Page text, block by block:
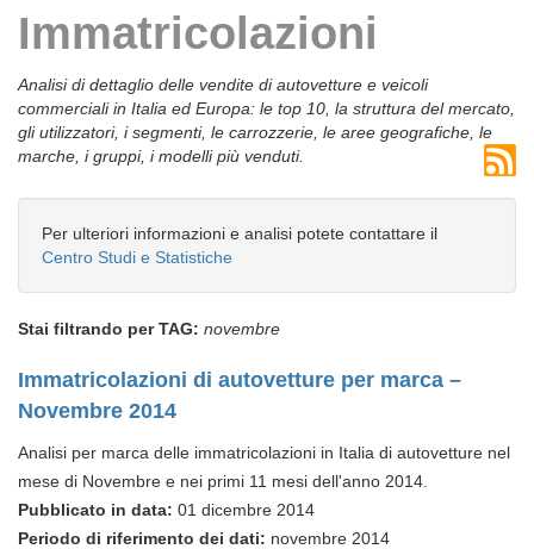
Immatricolazioni
Analisi di dettaglio delle vendite di autovetture e veicoli
commerciali in Italia ed Europa: le top 10, la struttura del mercato,
gli utilizzatori, i segmenti, le carrozzerie, le aree geografiche, le
marche, i gruppi, i modelli più venduti.
Per ulteriori informazioni e analisi potete contattare il
Centro Studi e Statistiche
Stai filtrando per TAG: novembre
Immatricolazioni di autovetture per marca –
Novembre 2014
Analisi per marca delle immatricolazioni in Italia di autovetture nel
mese di Novembre e nei primi 11 mesi dell'anno 2014.
Pubblicato in data: 01 dicembre 2014
Periodo di riferimento dei dati: novembre 2014